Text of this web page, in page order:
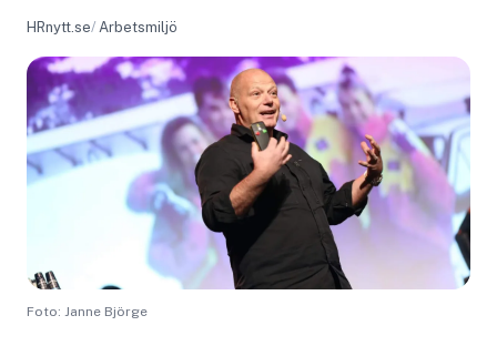
HRnytt.se Arbetsmiljö
Foto: Janne Björge